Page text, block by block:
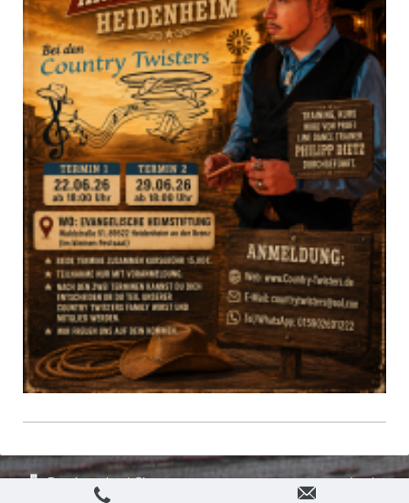
Druckversion| Sitemap
Login
Webansicht